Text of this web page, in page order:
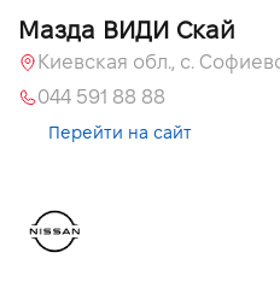
Мазда ВИДИ Скай
044 591 88 88
Перейти на сайт